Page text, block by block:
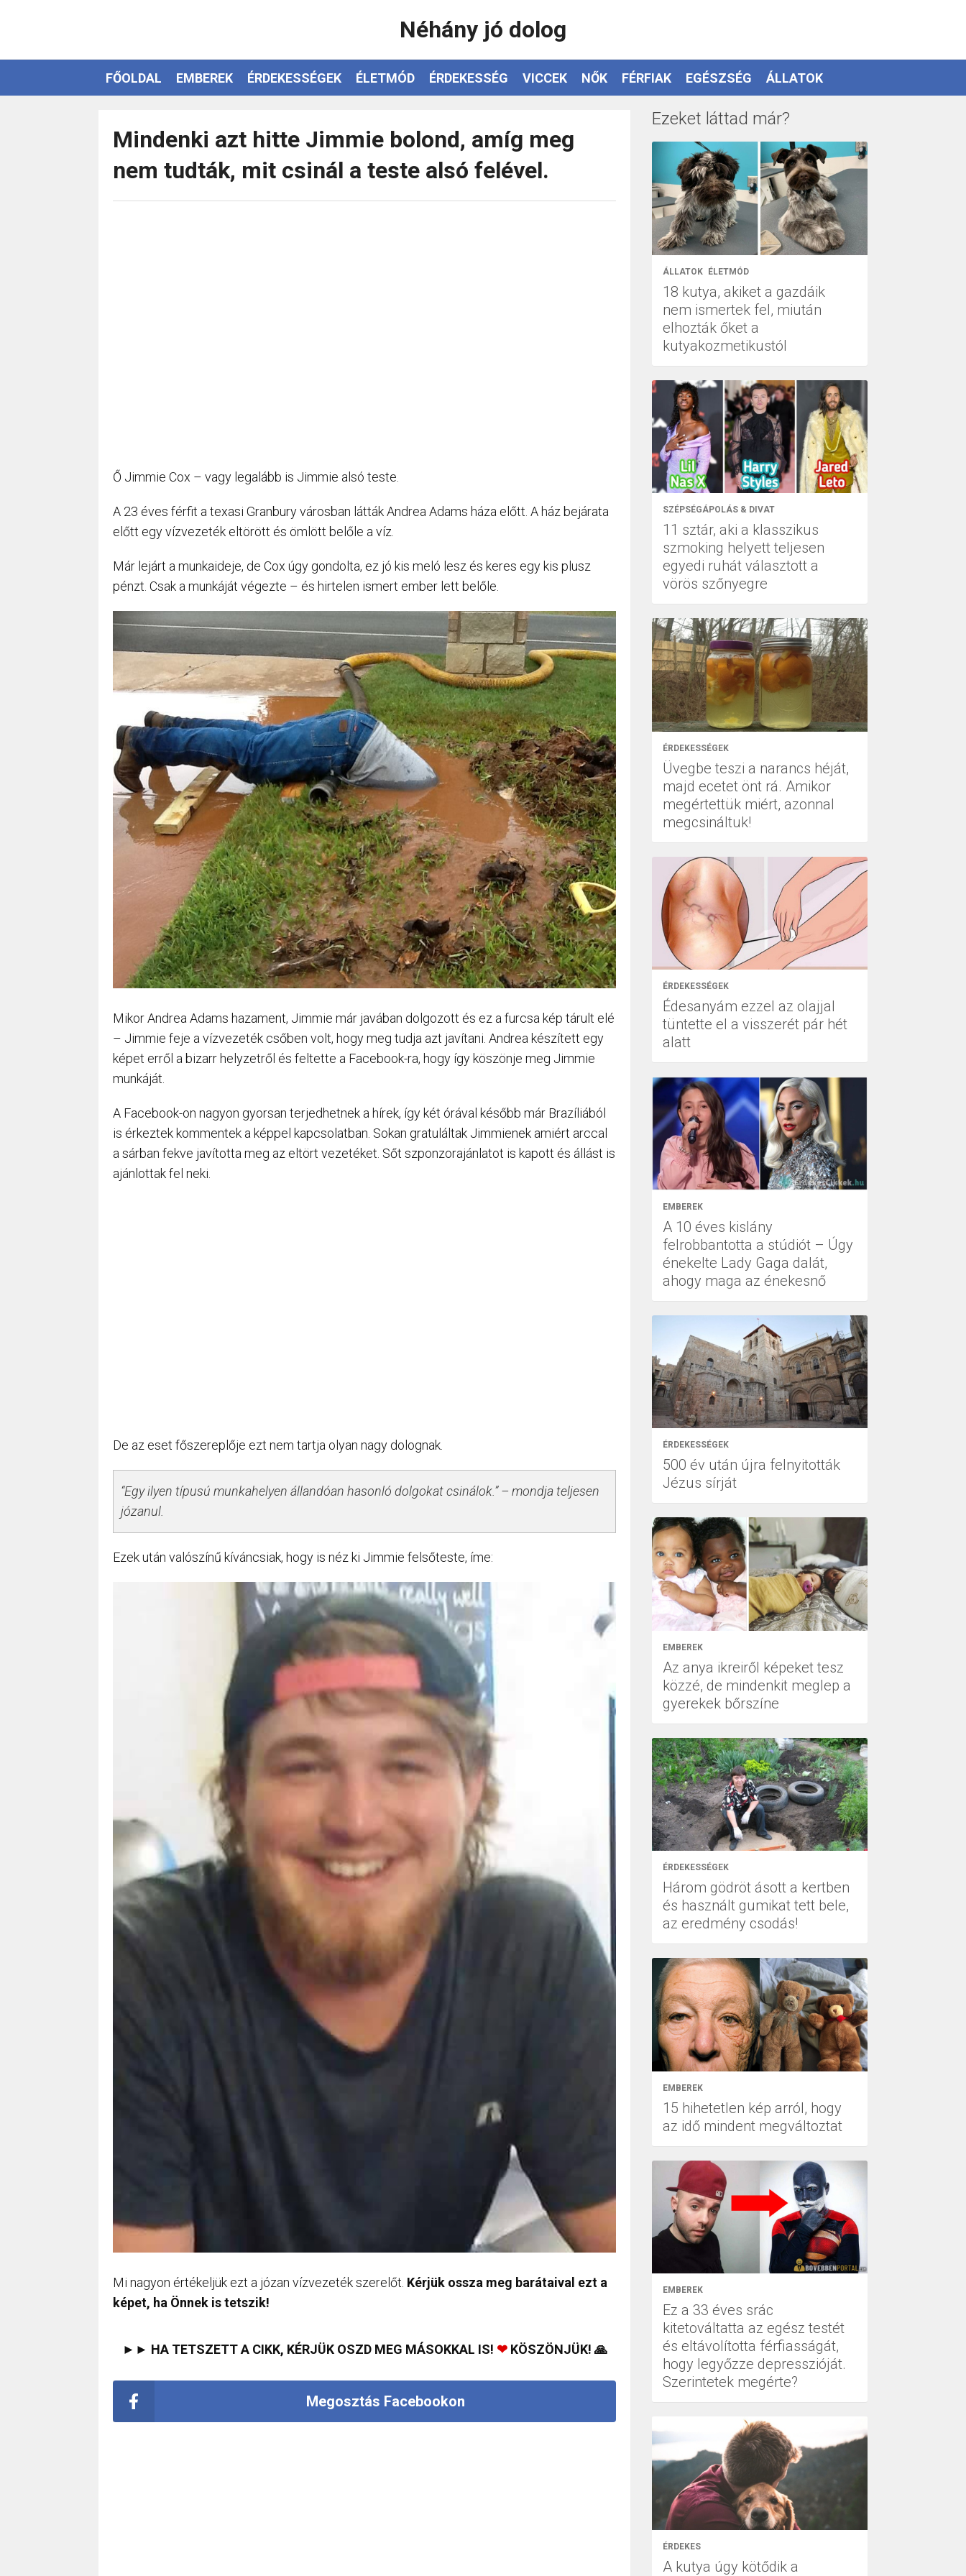
Néhány jó dolog
FŐOLDAL EMBEREK ÉRDEKESSÉGEK ÉLETMÓD ÉRDEKESSÉG VICCEK NŐK FÉRFIAK EGÉSZSÉG ÁLLATOK
Mindenki azt hitte Jimmie bolond, amíg meg
nem tudták, mit csinál a teste alsó felével.
Ő Jimmie Cox – vagy legalább is Jimmie alsó teste.
A 23 éves férfit a texasi Granbury városban látták Andrea Adams háza előtt. A ház bejárata
előtt egy vízvezeték eltörött és ömlött belőle a víz.
Már lejárt a munkaideje, de Cox úgy gondolta, ez jó kis meló lesz és keres egy kis plusz
pénzt. Csak a munkáját végezte – és hirtelen ismert ember lett belőle.
Mikor Andrea Adams hazament, Jimmie már javában dolgozott és ez a furcsa kép tárult elé
– Jimmie feje a vízvezeték csőben volt, hogy meg tudja azt javítani. Andrea készített egy
képet erről a bizarr helyzetről és feltette a Facebook-ra, hogy így köszönje meg Jimmie
munkáját.
A Facebook-on nagyon gyorsan terjedhetnek a hírek, így két órával később már Brazíliából
is érkeztek kommentek a képpel kapcsolatban. Sokan gratuláltak Jimmienek amiért arccal
a sárban fekve javította meg az eltört vezetéket. Sőt szponzorajánlatot is kapott és állást is
ajánlottak fel neki.
De az eset főszereplője ezt nem tartja olyan nagy dolognak.
“Egy ilyen típusú munkahelyen állandóan hasonló dolgokat csinálok.” – mondja teljesen
józanul.
Ezek után valószínű kíváncsiak, hogy is néz ki Jimmie felsőteste, íme:
Mi nagyon értékeljük ezt a józan vízvezeték szerelőt. Kérjük ossza meg barátaival ezt a
képet, ha Önnek is tetszik!
►► HA TETSZETT A CIKK, KÉRJÜK OSZD MEG MÁSOKKAL IS! ❤KÖSZÖNJÜK! 🙏
Megosztás Facebookon
Ezeket láttad már?
ÁLLATOK ÉLETMÓD
18 kutya, akiket a gazdáik
nem ismertek fel, miután
elhozták őket a
kutyakozmetikustól
SZÉPSÉGÁPOLÁS & DIVAT
11 sztár, aki a klasszikus
szmoking helyett teljesen
egyedi ruhát választott a
vörös szőnyegre
ÉRDEKESSÉGEK
Üvegbe teszi a narancs héját,
majd ecetet önt rá. Amikor
megértettük miért, azonnal
megcsináltuk!
ÉRDEKESSÉGEK
Édesanyám ezzel az olajjal
tüntette el a visszerét pár hét
alatt
EMBEREK
A 10 éves kislány
felrobbantotta a stúdiót – Úgy
énekelte Lady Gaga dalát,
ahogy maga az énekesnő
ÉRDEKESSÉGEK
500 év után újra felnyitották
Jézus sírját
EMBEREK
Az anya ikreiről képeket tesz
közzé, de mindenkit meglep a
gyerekek bőrszíne
ÉRDEKESSÉGEK
Három gödröt ásott a kertben
és használt gumikat tett bele,
az eredmény csodás!
EMBEREK
15 hihetetlen kép arról, hogy
az idő mindent megváltoztat
EMBEREK
Ez a 33 éves srác
kitetováltatta az egész testét
és eltávolította férfiasságát,
hogy legyőzze depresszióját.
Szerintetek megérte?
ÉRDEKES
A kutya úgy kötődik a